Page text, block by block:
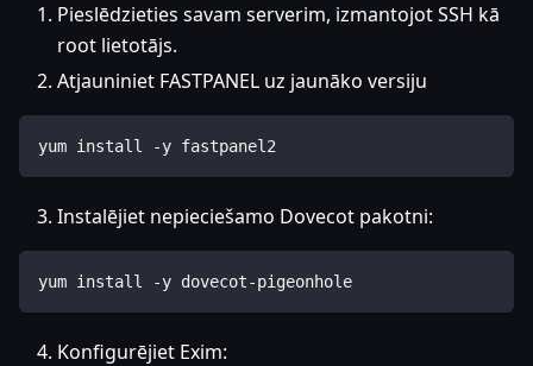
Pieslēdzieties savam serverim, izmantojot SSH kā
root lietotājs.
Atjauniniet FASTPANEL uz jaunāko versiju
yum install -y fastpanel2
Instalējiet nepieciešamo Dovecot pakotni:
yum install -y dovecot-pigeonhole
Konfigurējiet Exim: